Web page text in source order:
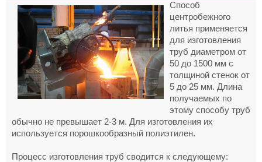
Способ
центробежного
литья применяется
для изготовления
труб диаметром от
50 до 1500 мм с
толщиной стенок от
5 до 25 мм. Длина
получаемых по
этому способу труб
обычно не превышает 2-3 м. Для изготовления их
используется порошкообразный полиэтилен.
Процесс изготовления труб сводится к следующему: